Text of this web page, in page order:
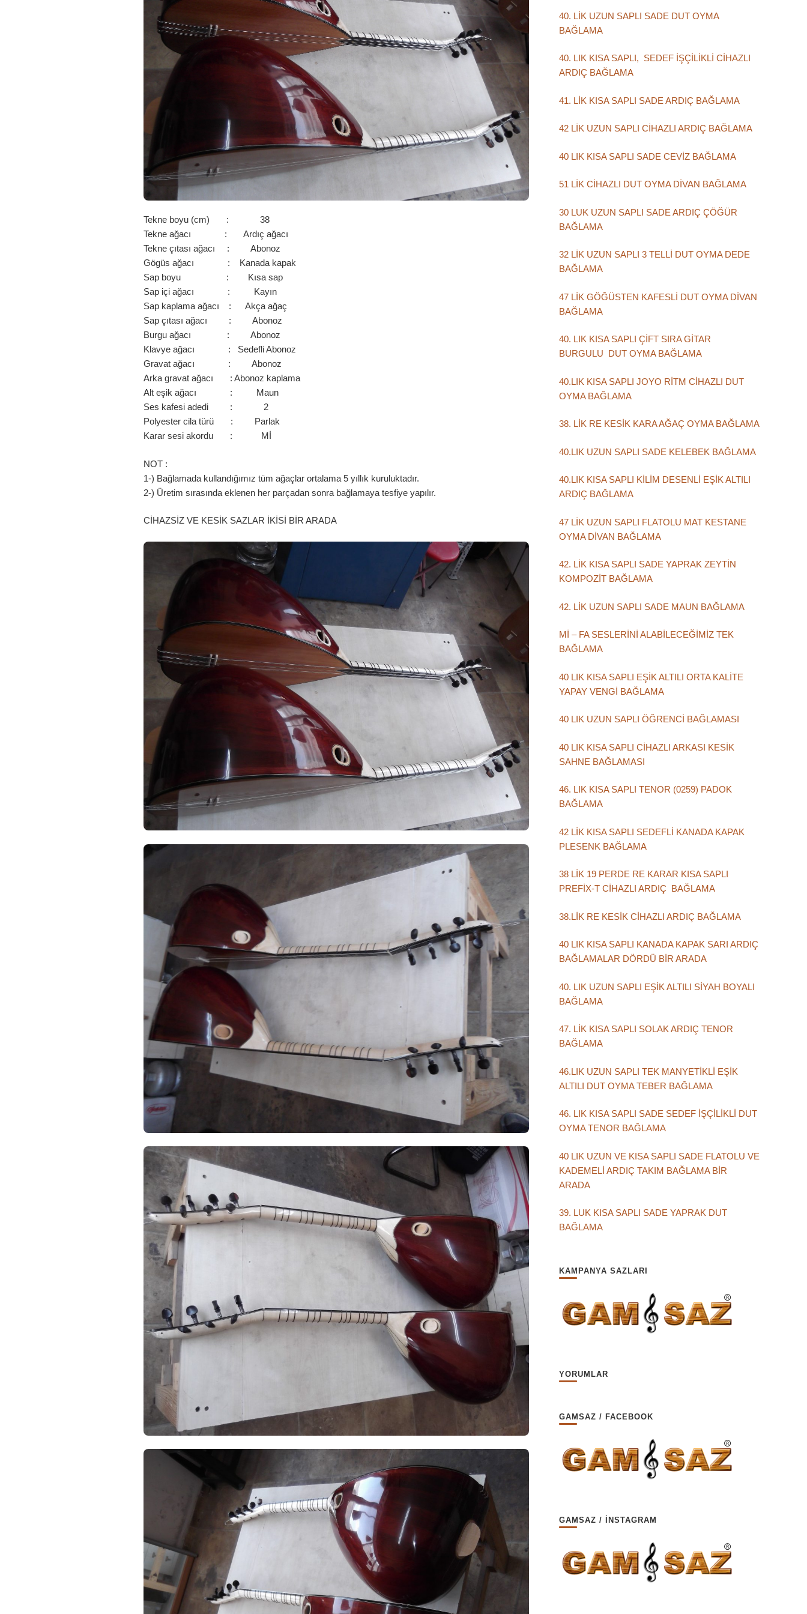
Tekne boyu (cm) : 38
Tekne ağacı : Ardıç ağacı
Tekne çıtası ağacı : Abonoz
Gögüs ağacı : Kanada kapak
Sap boyu : Kısa sap
Sap içi ağacı : Kayın
Sap kaplama ağacı : Akça ağaç
Sap çıtası ağacı : Abonoz
Burgu ağacı : Abonoz
Klavye ağacı : Sedefli Abonoz
Gravat ağacı : Abonoz
Arka gravat ağacı : Abonoz kaplama
Alt eşik ağacı : Maun
Ses kafesi adedi : 2
Polyester cila türü : Parlak
Karar sesi akordu : Mİ
NOT :
1-) Bağlamada kullandığımız tüm ağaçlar ortalama 5 yıllık kuruluktadır.
2-) Üretim sırasında eklenen her parçadan sonra bağlamaya tesfiye yapılır.
CİHAZSİZ VE KESİK SAZLAR İKİSİ BİR ARADA
40. LİK UZUN SAPLI SADE DUT OYMA
BAĞLAMA
40. LIK KISA SAPLI, SEDEF İŞÇİLİKLİ CİHAZLI
ARDIÇ BAĞLAMA
41. LİK KISA SAPLI SADE ARDIÇ BAĞLAMA
42 LİK UZUN SAPLI CİHAZLI ARDIÇ BAĞLAMA
40 LIK KISA SAPLI SADE CEVİZ BAĞLAMA
51 LİK CİHAZLI DUT OYMA DİVAN BAĞLAMA
30 LUK UZUN SAPLI SADE ARDIÇ ÇÖĞÜR
BAĞLAMA
32 LİK UZUN SAPLI 3 TELLİ DUT OYMA DEDE
BAĞLAMA
47 LİK GÖĞÜSTEN KAFESLİ DUT OYMA DİVAN
BAĞLAMA
40. LIK KISA SAPLI ÇİFT SIRA GİTAR
BURGULU DUT OYMA BAĞLAMA
40.LIK KISA SAPLI JOYO RİTM CİHAZLI DUT
OYMA BAĞLAMA
38. LİK RE KESİK KARA AĞAÇ OYMA BAĞLAMA
40.LIK UZUN SAPLI SADE KELEBEK BAĞLAMA
40.LIK KISA SAPLI KİLİM DESENLİ EŞİK ALTILI
ARDIÇ BAĞLAMA
47 LİK UZUN SAPLI FLATOLU MAT KESTANE
OYMA DİVAN BAĞLAMA
42. LİK KISA SAPLI SADE YAPRAK ZEYTİN
KOMPOZİT BAĞLAMA
42. LİK UZUN SAPLI SADE MAUN BAĞLAMA
Mİ – FA SESLERİNİ ALABİLECEĞİMİZ TEK
BAĞLAMA
40 LIK KISA SAPLI EŞİK ALTILI ORTA KALİTE
YAPAY VENGİ BAĞLAMA
40 LIK UZUN SAPLI ÖĞRENCİ BAĞLAMASI
40 LIK KISA SAPLI CİHAZLI ARKASI KESİK
SAHNE BAĞLAMASI
46. LIK KISA SAPLI TENOR (0259) PADOK
BAĞLAMA
42 LİK KISA SAPLI SEDEFLİ KANADA KAPAK
PLESENK BAĞLAMA
38 LİK 19 PERDE RE KARAR KISA SAPLI
PREFİX-T CİHAZLI ARDIÇ BAĞLAMA
38.LİK RE KESİK CİHAZLI ARDIÇ BAĞLAMA
40 LIK KISA SAPLI KANADA KAPAK SARI ARDIÇ
BAĞLAMALAR DÖRDÜ BİR ARADA
40. LIK UZUN SAPLI EŞİK ALTILI SİYAH BOYALI
BAĞLAMA
47. LİK KISA SAPLI SOLAK ARDIÇ TENOR
BAĞLAMA
46.LIK UZUN SAPLI TEK MANYETİKLİ EŞİK
ALTILI DUT OYMA TEBER BAĞLAMA
46. LIK KISA SAPLI SADE SEDEF İŞÇİLİKLİ DUT
OYMA TENOR BAĞLAMA
40 LIK UZUN VE KISA SAPLI SADE FLATOLU VE
KADEMELİ ARDIÇ TAKIM BAĞLAMA BİR
ARADA
39. LUK KISA SAPLI SADE YAPRAK DUT
BAĞLAMA
KAMPANYA SAZLARI
YORUMLAR
GAMSAZ / FACEBOOK
GAMSAZ / İNSTAGRAM